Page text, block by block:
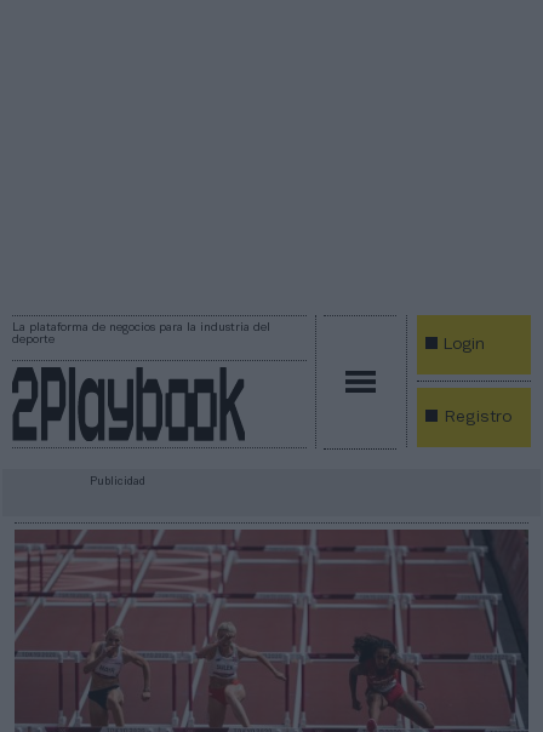
La plataforma de negocios para la industria del
deporte
Login
Registro
Publicidad